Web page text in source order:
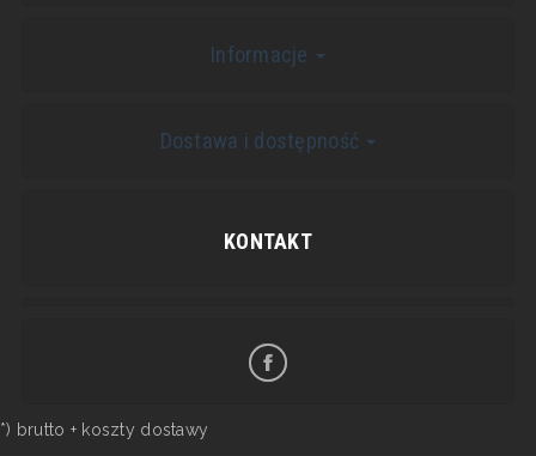
Informacje
Dostawa i dostępność
KONTAKT
*) brutto + koszty dostawy